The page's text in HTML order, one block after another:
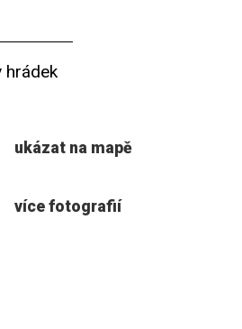
hrádek
ukázat na mapě
více fotografií